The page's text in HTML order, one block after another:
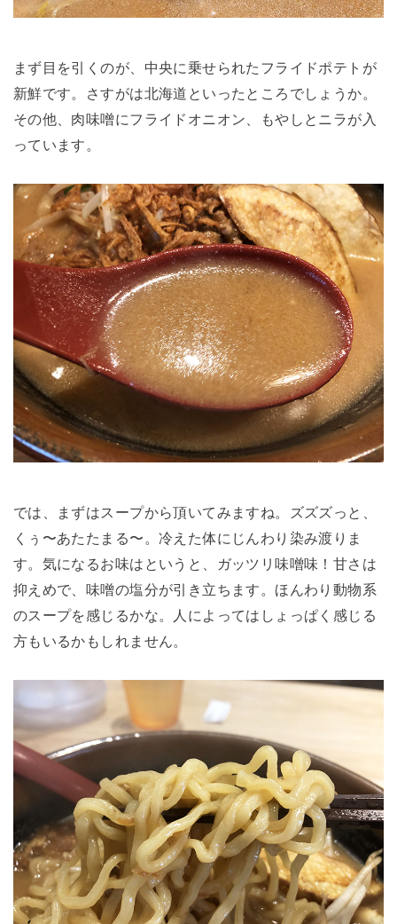
まず目を引くのが、中央に乗せられたフライドポテトが
新鮮です。さすがは北海道といったところでしょうか。
その他、肉味噌にフライドオニオン、もやしとニラが入
っています。
では、まずはスープから頂いてみますね。ズズズっと、
くぅ〜あたたまる〜。冷えた体にじんわり染み渡りま
す。気になるお味はというと、ガッツリ味噌味！甘さは
抑えめで、味噌の塩分が引き立ちます。ほんわり動物系
のスープを感じるかな。人によってはしょっぱく感じる
方もいるかもしれません。